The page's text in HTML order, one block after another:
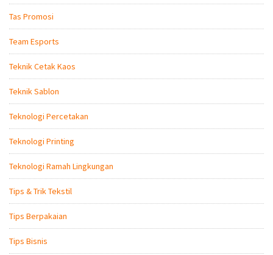
Tas Promosi
Team Esports
Teknik Cetak Kaos
Teknik Sablon
Teknologi Percetakan
Teknologi Printing
Teknologi Ramah Lingkungan
Tips & Trik Tekstil
Tips Berpakaian
Tips Bisnis